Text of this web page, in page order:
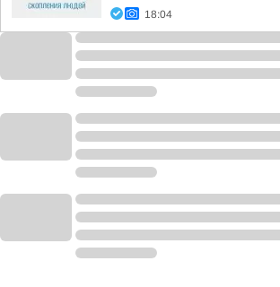
18:04